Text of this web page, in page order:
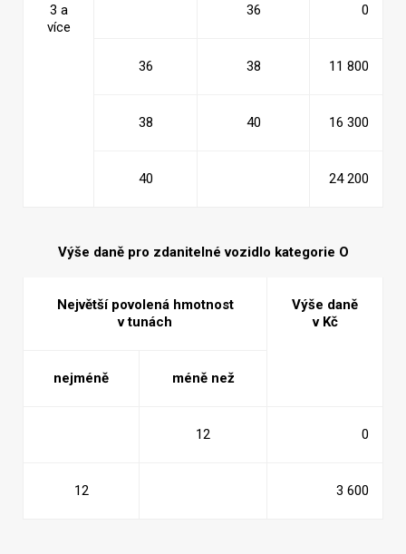
3 a
více
36 0
36 38 11 800
38 40 16 300
40 24 200
Výše daně pro zdanitelné vozidlo kategorie O
Největší povolená hmotnost
v tunách
Výše daně
v Kč
nejméně méně než
12 0
12 3 600